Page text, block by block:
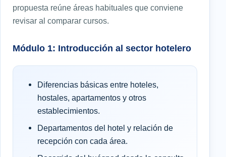
propuesta reúne áreas habituales que conviene
revisar al comparar cursos.
Módulo 1: Introducción al sector hotelero
Diferencias básicas entre hoteles,
hostales, apartamentos y otros
establecimientos.
Departamentos del hotel y relación de
recepción con cada área.